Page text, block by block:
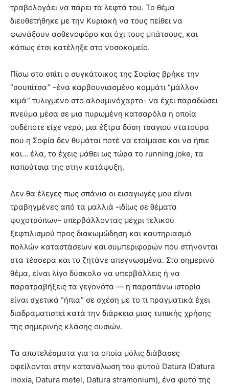
τραβολογάει να πάρει τα λεφτά του. Το θέμα
διευθετήθηκε με την Κυριακή να τους πείθει να
φωνάξουν ασθενοφόρο και όχι τους μπάτσους, και
κάπως έτσι κατέληξε στο νοσοκομείο.
Πίσω στο σπίτι ο συγκάτοικος της Σοφίας βρήκε την
“σουπίτσα” -ένα καρβουνιασμένο κομμάτι “μάλλον
κιμά” τυλιγμένο στο αλουμινόχαρτο- να έχει παραδώσει
πνεύμα μέσα σε μια πυρωμένη κατσαρόλα η οποία
ουδέποτε είχε νερό, μια έξτρα δόση τσαγιού ντατούρα
που η Σοφία δεν θυμάται ποτέ να ετοίμασε και να ήπιε
και… έλα, το έχεις μάθει ως τώρα το running joke, τα
παπούτσια της στην κατάψυξη.
Δεν θα έλεγες πως σπάνια οι εισαγωγές μου είναι
τραβηγμένες από τα μαλλιά -ιδίως σε θέματα
ψυχοτρόπων- υπερβάλλοντας μέχρι τελικού
ξεφτιλισμού προς διακωμώδηση και καυτηριασμό
πολλών καταστάσεων και συμπεριφορών που στήνονται
στα τέσσερα και το ζητάνε απεγνωσμένα. Στο σημερινό
θέμα, είναι λίγο δύσκολο να υπερβάλλεις ή να
παρατραβήξεις τα γεγονότα — η παραπάνω ιστορία
είναι σχετικά “ήπια” σε σχέση με το τι πραγματικά έχει
διαδραματιστεί κατά την διάρκεια μιας τυπικής χρήσης
της σημερινής κλάσης ουσιών.
Τα αποτελέσματα για τα οποία μόλις διάβασες
οφείλονται στην κατανάλωση του φυτού Datura (Datura
inoxia, Datura metel, Datura stramonium), ένα φυτό της